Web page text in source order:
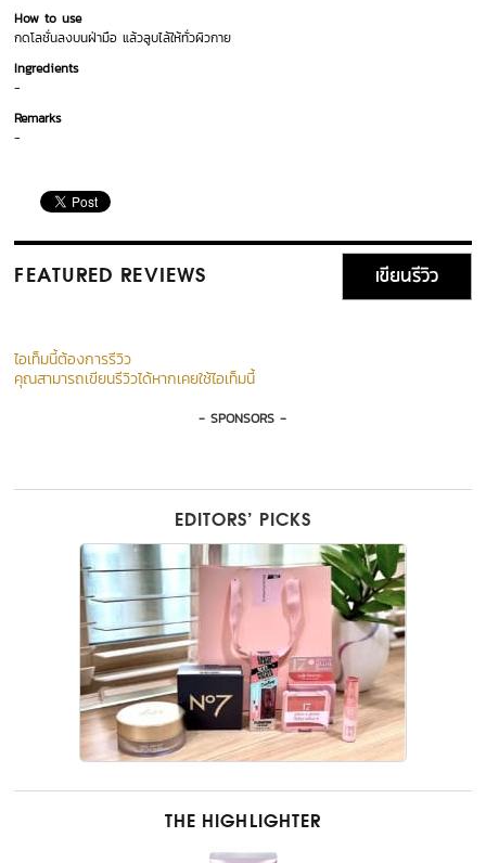
How to use
กดโลชั่นลงบนฝ่ามือ แล้วลูบไล้ให้ทั่วผิวกาย
Ingredients
-
Remarks
-
FEATURED REVIEWS เขียนรีวิว
ไอเท็มนี้ต้องการรีวิว
คุณสามารถเขียนรีวิวได้หากเคยใช้ไอเท็มนี้
- SPONSORS -
EDITORS’ PICKS
THE HIGHLIGHTER